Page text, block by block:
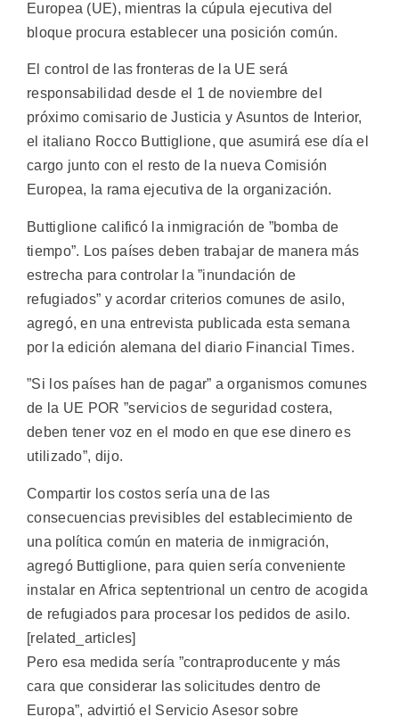
Europea (UE), mientras la cúpula ejecutiva del
bloque procura establecer una posición común.
El control de las fronteras de la UE será
responsabilidad desde el 1 de noviembre del
próximo comisario de Justicia y Asuntos de Interior,
el italiano Rocco Buttiglione, que asumirá ese día el
cargo junto con el resto de la nueva Comisión
Europea, la rama ejecutiva de la organización.
Buttiglione calificó la inmigración de ”bomba de
tiempo”. Los países deben trabajar de manera más
estrecha para controlar la ”inundación de
refugiados” y acordar criterios comunes de asilo,
agregó, en una entrevista publicada esta semana
por la edición alemana del diario Financial Times.
”Si los países han de pagar” a organismos comunes
de la UE POR ”servicios de seguridad costera,
deben tener voz en el modo en que ese dinero es
utilizado”, dijo.
Compartir los costos sería una de las
consecuencias previsibles del establecimiento de
una política común en materia de inmigración,
agregó Buttiglione, para quien sería conveniente
instalar en Africa septentrional un centro de acogida
de refugiados para procesar los pedidos de asilo.
[related_articles]
Pero esa medida sería ”contraproducente y más
cara que considerar las solicitudes dentro de
Europa”, advirtió el Servicio Asesor sobre